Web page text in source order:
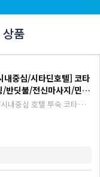
품
중심/시타딘호텔] 코타
반딧불/전신마사지/민속
내중심 호텔 투숙 코타키